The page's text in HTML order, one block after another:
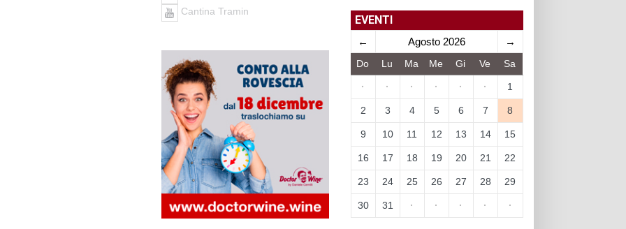
Cantina Tramin
EVENTI
← Agosto 2026 →
Do Lu Ma Me Gi Ve Sa
· · · · · · 1
2 3 4 5 6 7 8
9 10 11 12 13 14 15
16 17 18 19 20 21 22
23 24 25 26 27 28 29
30 31 · · · · ·